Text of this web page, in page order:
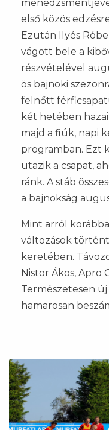
első közös
Ezután Ilyés
vágott bele a
részvételével
ös bajnoki
felnőtt
két hetében
majd a fiúk, napi
programban. Ezt
utazik a csapat,
ránk. A stáb
a bajnokság
Mint arról
változások
keretében.
Nistor Ákos, Apro
Természetesen
hamarosan